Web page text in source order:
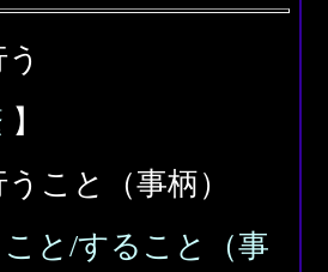
】
こと（事柄）
と/すること（事